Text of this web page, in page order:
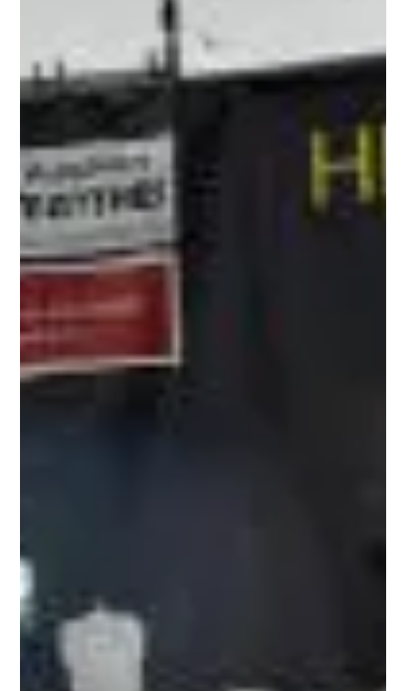
29. Aug. 2024
FIRMENLAUF 2024
Wir waren wieder beim alljährlichen Firmenlauf Thüringens
Süden dabei, wie immer auch als Hauptsponsor. Nebst einiger
Ausstellungsfahrzeuge, stellten wir auch einen BMW iX1 als
Führungsfahrzeug, welches den Läuferinnen und Läufern den
Weg zeigte. In unserem Team waren zwei unserer
Verkaufsberater vertreten, Silvio Kah aus Meiningen und
Sebastian Risch aus Tiefenort. Beide erzielten für sich
zufriedenstellende Ergebnisse. Letzterer war schon bei einigen
Marathons um die Wel